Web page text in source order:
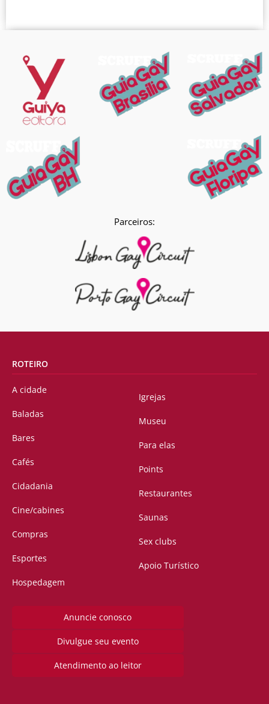
Parceiros:
ROTEIRO
A cidade
Baladas
Bares
Cafés
Cidadania
Cine/cabines
Compras
Esportes
Hospedagem
Igrejas
Museu
Para elas
Points
Restaurantes
Saunas
Sex clubs
Apoio Turístico
Anuncie conosco
Divulgue seu evento
Atendimento ao leitor